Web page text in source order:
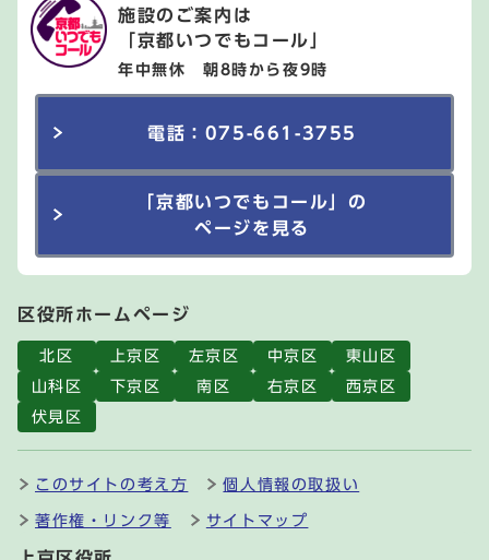
施設のご案内は
「京都いつでもコール」
年中無休 朝8時から夜9時
電話：075-661-3755
「京都いつでもコール」の
ページを見る
区役所ホームページ
北区 上京区 左京区 中京区
東山区
山科区
下京区 南区 右京区
西京区
伏見区
このサイトの考え方 個人情報の取扱い
著作権・リンク等 サイトマップ